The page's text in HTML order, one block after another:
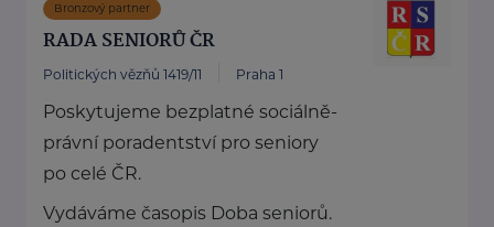
Bronzový partner
RADA SENIORŮ ČR
Politických vězňů 1419/11 Praha 1
Poskytujeme bezplatné sociálně-
právní poradentství pro seniory
po celé ČR.
Vydáváme časopis Doba seniorů.